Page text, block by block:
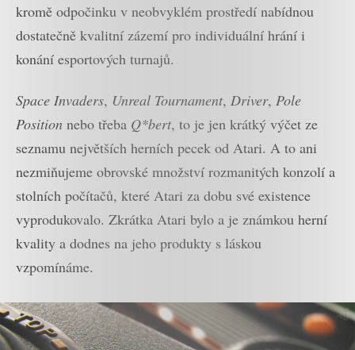
kromě odpočinku v neobvyklém prostředí nabídnou
dostatečně kvalitní zázemí pro individuální hrání i
konání esportových turnajů.
Space Invaders, Unreal Tournament, Driver, Pole
Position nebo třeba Q*bert, to je jen krátký výčet ze
seznamu největších herních pecek od Atari. A to ani
nezmiňujeme obrovské množství rozmanitých konzolí a
stolních počítačů, které Atari za dobu své existence
vyprodukovalo. Zkrátka Atari bylo a je známkou herní
kvality a dodnes na jeho produkty s láskou
vzpomínáme.